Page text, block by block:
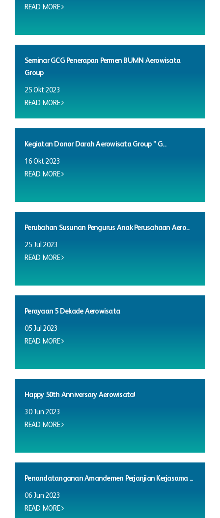
READ MORE
Seminar GCG Penerapan Permen BUMN Aerowisata
Group
25 Okt 2023
READ MORE
Kegiatan Donor Darah Aerowisata Group ” G...
16 Okt 2023
READ MORE
Perubahan Susunan Pengurus Anak Perusahaan Aero...
25 Jul 2023
READ MORE
Perayaan 5 Dekade Aerowisata
05 Jul 2023
READ MORE
Happy 50th Anniversary Aerowisata!
30 Jun 2023
READ MORE
Penandatanganan Amandemen Perjanjian Kerjasama ...
06 Jun 2023
READ MORE